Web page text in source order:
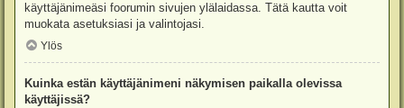
käyttäjänimeäsi foorumin sivujen ylälaidassa. Tätä kautta voit
muokata asetuksiasi ja valintojasi.
Ylös
Kuinka estän käyttäjänimeni näkymisen paikalla olevissa
käyttäjissä?